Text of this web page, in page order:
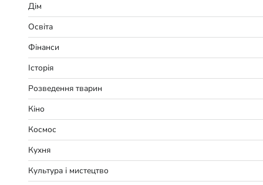
Дім
Освіта
Фінанси
Історія
Розведення тварин
Кіно
Космос
Кухня
Культура і мистецтво